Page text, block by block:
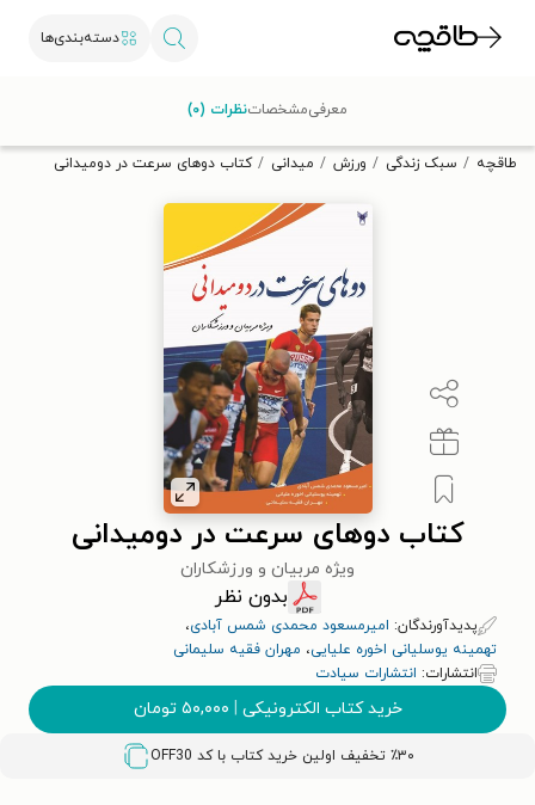
دسته‌بندی‌ها
تخفیف از طاقچه دریافت کن.
طاقچه سبک زندگی ورزش میدانی کتاب دوهای سرعت در دومیدانی
کتاب دوهای سرعت در دومیدانی
ویژه مربیان و ورزشکاران
بدون نظر
پدیدآورندگان: امیرمسعود محمدی شمس آبادی،
تهمینه یوسلیانی اخوره علیایی، مهران فقیه سلیمانی
انتشارات: انتشارات سیادت
خرید کتاب الکترونیکی | ۵۰,۰۰۰ تومان
٪۳۰ تخفیف اولین خرید کتاب با کد OFF30
معرفیمشخصاتنظرات (۰)